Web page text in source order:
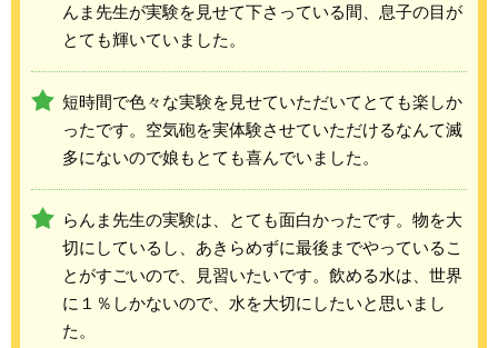
んま先生が実験を見せて下さっている間、息子の目が
とても輝いていました。
短時間で色々な実験を見せていただいてとても楽しか
ったです。空気砲を実体験させていただけるなんて滅
多にないので娘もとても喜んでいました。
らんま先生の実験は、とても面白かったです。物を大
切にしているし、あきらめずに最後までやっているこ
とがすごいので、見習いたいです。飲める水は、世界
に１％しかないので、水を大切にしたいと思いまし
た。